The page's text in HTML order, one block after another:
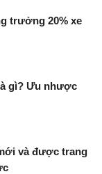
trưởng 20% xe
gì? Ưu nhược
và được trang